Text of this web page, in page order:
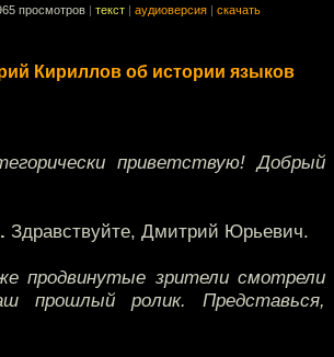
просмотров текст аудиоверсия скачать
Кириллов об истории языков
приветствую! Добрый
Здравствуйте, Дмитрий Юрьевич.
продвинутые зрители смотрели
прошлый ролик. Представься,